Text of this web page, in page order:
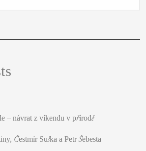
– návrat z víkendu v přírodě
Čestmír Suška a Petr Šebesta